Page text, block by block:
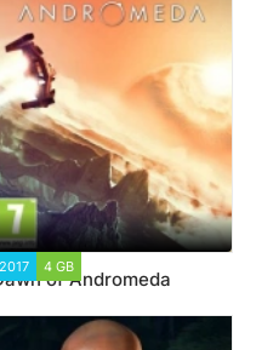
2017 4 GB
of Andromeda